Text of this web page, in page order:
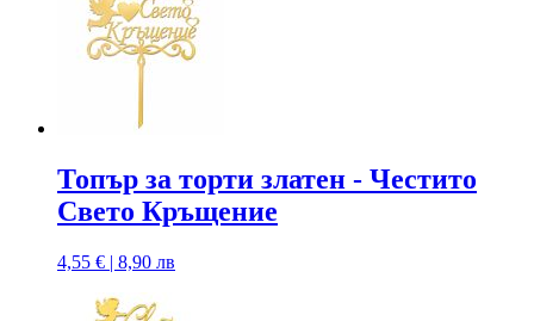
Топър за торти златен - Честито
Свето Кръщение
4,55 € | 8,90 лв